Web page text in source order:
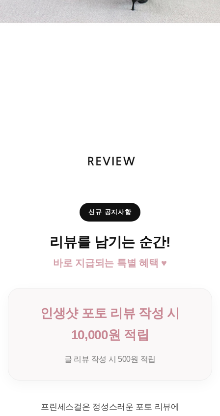
신규 공지사항
리뷰를 남기는 순간!
바로 지급되는 특별 혜택 ♥
인생샷 포토 리뷰 작성 시
10,000원 적립
글 리뷰 작성 시 500원 적립
프린세스걸은 정성스러운 포토 리뷰에